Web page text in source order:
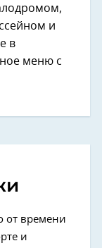
и
в
меню с
от времени
и